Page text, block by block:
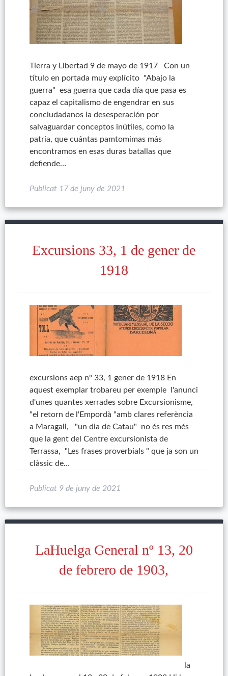
Tierra y Libertad 9 de mayo de 1917 Con un
título en portada muy explícito "Abajo la
guerra" esa guerra que cada día que pasa es
capaz el capitalismo de engendrar en sus
conciudadanos la desesperación por
salvaguardar conceptos inútiles, como la
patria, que cuántas pamtomimas más
encontramos en esas duras batallas que
defiende…
Publicat 17 de juny de 2021
Excursions 33, 1 de gener de
1918
excursions aep nº 33, 1 gener de 1918 En
aquest exemplar trobareu per exemple l'anunci
d'unes quantes xerrades sobre Excursionisme,
"el retorn de l'Empordà "amb clares referència
a Maragall, "un dia de Catau" no és res més
que la gent del Centre excursionista de
Terrassa, "Les frases proverbials " que ja son un
clàssic de…
Publicat 9 de juny de 2021
LaHuelga General nº 13, 20
de febrero de 1903,
la